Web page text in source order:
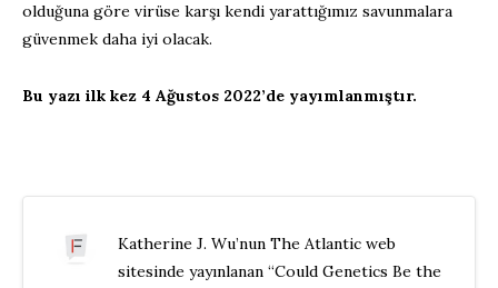
olduğuna göre virüse karşı kendi yarattığımız savunmalara
güvenmek daha iyi olacak.
Bu yazı ilk kez 4 Ağustos 2022’de yayımlanmıştır.
Katherine J. Wu’nun The Atlantic web
sitesinde yayınlanan “Could Genetics Be the